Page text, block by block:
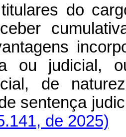
do
ou judicial,
de
sentença
de 2025)